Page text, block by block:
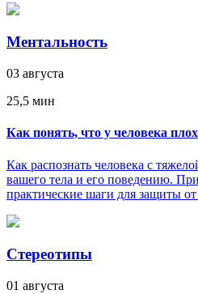
Ментальность
03 августа
25,5 мин
Как понять, что у человека
Как распознать человека с
вашего тела и его поведению.
практические шаги для защиты
Стереотипы
01 августа